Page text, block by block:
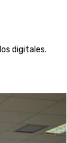
digitales.